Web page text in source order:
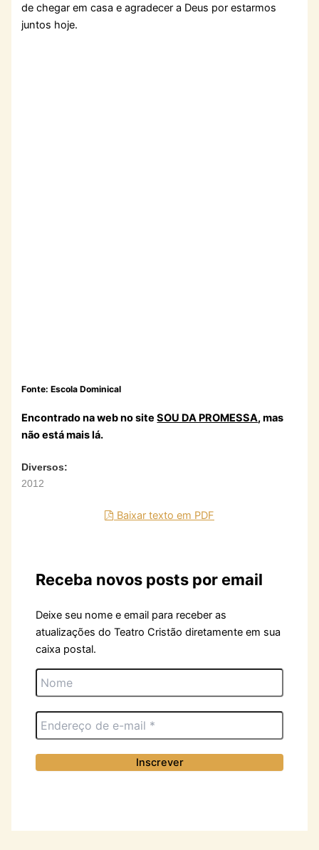
de chegar em casa e agradecer a Deus por estarmos
juntos hoje.
Fonte: Escola Dominical
Encontrado na web no siteSOU DA PROMESSA, mas
não está mais lá.
Diversos:
2012
Baixar texto em PDF
Receba novos posts por email
Deixe seu nome e email para receber as
atualizações do Teatro Cristão diretamente em sua
caixa postal.